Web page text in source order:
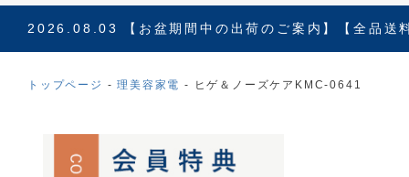
2026.08.03 【お盆期間中の出荷のご案内】【全品送
トップページ 理美容家電 ヒゲ＆ノーズケアKMC-0641